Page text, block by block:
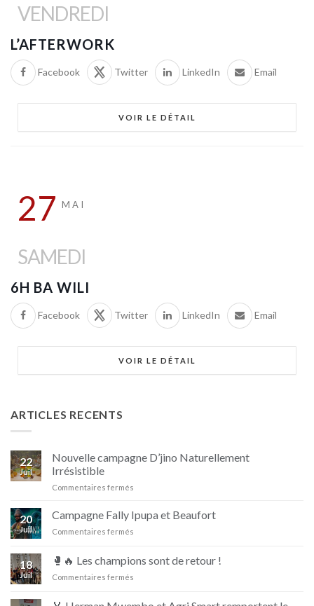
VENDREDI
L’AFTERWORK
Facebook Twitter LinkedIn Email
VOIR LE DÉTAIL
27 MAI
SAMEDI
6H BA WILI
Facebook Twitter LinkedIn Email
VOIR LE DÉTAIL
ARTICLES RECENTS
22
Juil
Nouvelle campagne D’jino Naturellement
Irrésistible
Commentaires fermés
campagne
D’jino
20
Juil
Campagne Fally Ipupa et Beaufort
Commentaires fermés
Ipupa
18
Juil
🥊🔥 Les champions sont de retour !
Commentaires fermés